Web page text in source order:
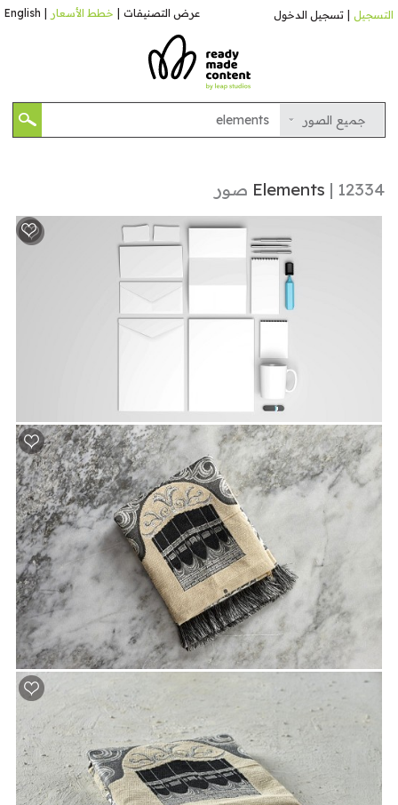
عرض التصنيفات خطط الأسعار English التسجيل تسجيل الدخول
جميع الصور
Elements | 12334 صور